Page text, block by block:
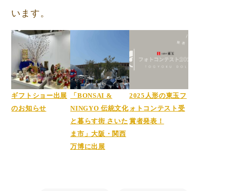
います。
ギフトショー出展
のお知らせ
「BONSAI &
NINGYO 伝統文化
と暮らす街 さいた
ま市」大阪・関西
万博に出展
2025人形の東玉フ
ォトコンテスト受
賞者発表！